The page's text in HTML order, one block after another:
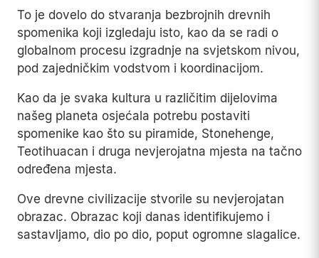
To je dovelo do stvaranja bezbrojnih drevnih
spomenika koji izgledaju isto, kao da se radi o
globalnom procesu izgradnje na svjetskom nivou,
pod zajedničkim vodstvom i koordinacijom.
Kao da je svaka kultura u različitim dijelovima
našeg planeta osjećala potrebu postaviti
spomenike kao što su piramide, Stonehenge,
Teotihuacan i druga nevjerojatna mjesta na tačno
određena mjesta.
Ove drevne civilizacije stvorile su nevjerojatan
obrazac. Obrazac koji danas identifikujemo i
sastavljamo, dio po dio, poput ogromne slagalice.